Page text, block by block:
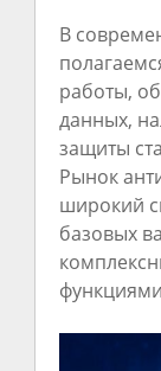
В
работы,
данных,
защиты
Рынок
широкий
базовых